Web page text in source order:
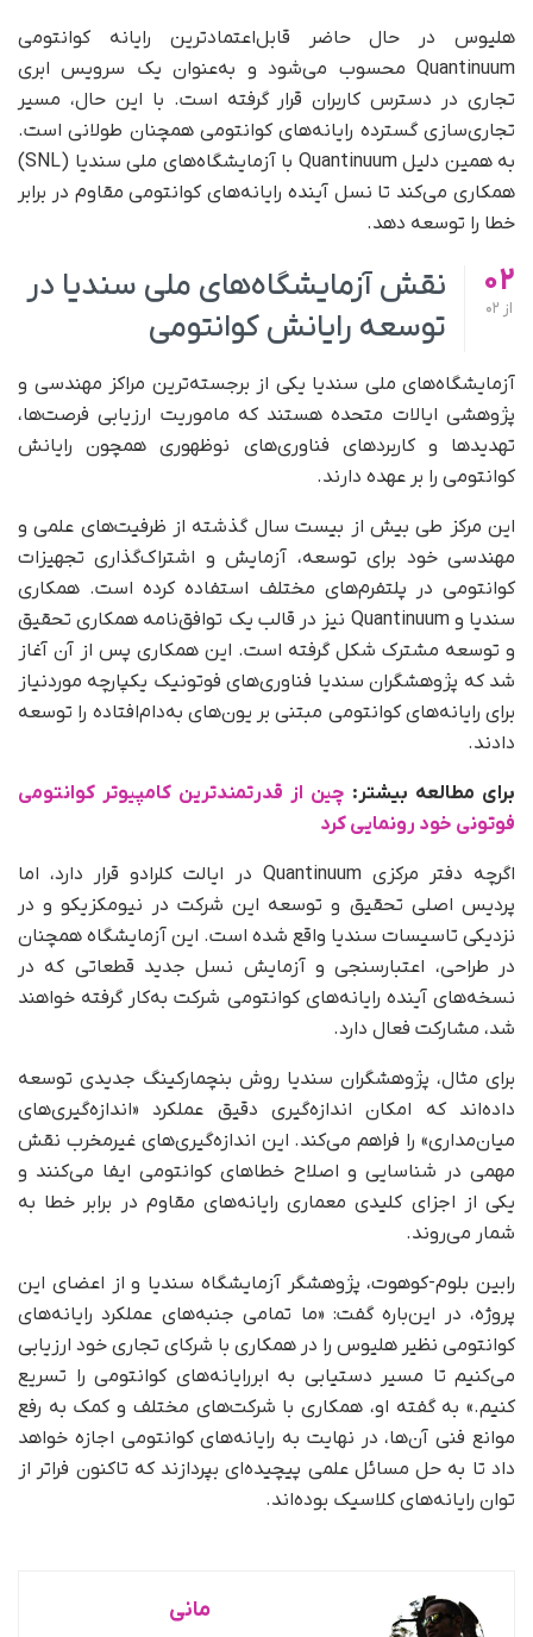
هلیوس در حال حاضر قابل‌اعتمادترین رایانه کوانتومی
Quantinuum محسوب می‌شود و به‌عنوان یک سرویس ابری
تجاری در دسترس کاربران قرار گرفته است. با این حال، مسیر
تجاری‌سازی گسترده رایانه‌های کوانتومی همچنان طولانی است.
به همین دلیل Quantinuum با آزمایشگاه‌های ملی سندیا (SNL)
همکاری می‌کند تا نسل آینده رایانه‌های کوانتومی مقاوم در برابر
خطا را توسعه دهد.
02
از
نقش آزمایشگاه‌های ملی سندیا در
توسعه رایانش کوانتومی
آزمایشگاه‌های ملی سندیا یکی از برجسته‌ترین مراکز مهندسی و
پژوهشی ایالات متحده هستند که ماموریت ارزیابی فرصت‌ها،
تهدیدها و کاربردهای فناوری‌های نوظهوری همچون رایانش
کوانتومی را بر عهده دارند.
این مرکز طی بیش از بیست سال گذشته از ظرفیت‌های علمی و
مهندسی خود برای توسعه، آزمایش و اشتراک‌گذاری تجهیزات
کوانتومی در پلتفرم‌های مختلف استفاده کرده است. همکاری
سندیا و Quantinuum نیز در قالب یک توافق‌نامه همکاری تحقیق
و توسعه مشترک شکل گرفته است. این همکاری پس از آن آغاز
شد که پژوهشگران سندیا فناوری‌های فوتونیک یکپارچه موردنیاز
برای رایانه‌های کوانتومی مبتنی بر یون‌های به‌دام‌افتاده را توسعه
دادند.
برای مطالعه بیشتر: چین از قدرتمندترین کامپیوتر کوانتومی
فوتونی خود رونمایی کرد
اگرچه دفتر مرکزی Quantinuum در ایالت کلرادو قرار دارد، اما
پردیس اصلی تحقیق و توسعه این شرکت در نیومکزیکو و در
نزدیکی تاسیسات سندیا واقع شده است. این آزمایشگاه همچنان
در طراحی، اعتبارسنجی و آزمایش نسل جدید قطعاتی که در
نسخه‌های آینده رایانه‌های کوانتومی شرکت به‌کار گرفته خواهند
شد، مشارکت فعال دارد.
برای مثال، پژوهشگران سندیا روش بنچمارکینگ جدیدی توسعه
داده‌اند که امکان اندازه‌گیری دقیق عملکرد «اندازه‌گیری‌های
میان‌مداری» را فراهم می‌کند. این اندازه‌گیری‌های غیرمخرب نقش
مهمی در شناسایی و اصلاح خطاهای کوانتومی ایفا می‌کنند و
یکی از اجزای کلیدی معماری رایانه‌های مقاوم در برابر خطا به
شمار می‌روند.
رابین بلوم-کوهوت، پژوهشگر آزمایشگاه سندیا و از اعضای این
پروژه، در این‌باره گفت: «ما تمامی جنبه‌های عملکرد رایانه‌های
کوانتومی نظیر هلیوس را در همکاری با شرکای تجاری خود ارزیابی
می‌کنیم تا مسیر دستیابی به ابررایانه‌های کوانتومی را تسریع
کنیم.» به گفته او، همکاری با شرکت‌های مختلف و کمک به رفع
موانع فنی آن‌ها، در نهایت به رایانه‌های کوانتومی اجازه خواهد
داد تا به حل مسائل علمی پیچیده‌ای بپردازند که تاکنون فراتر از
توان رایانه‌های کلاسیک بوده‌اند.
مانی